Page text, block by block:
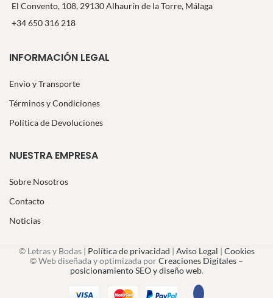
El Convento, 108, 29130 Alhaurín de la Torre, Málaga
+34 650 316 218
INFORMACIÓN LEGAL
Envío y Transporte
Términos y Condiciones
Política de Devoluciones
NUESTRA EMPRESA
Sobre Nosotros
Contacto
Noticias
© Letras y Bodas | Política de privacidad | Aviso Legal | Cookies
© Web diseñada y optimizada porCreaciones Digitales –
posicionamiento SEO y diseño web.